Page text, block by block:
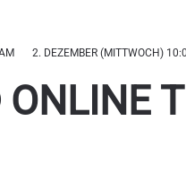
2. DEZEMBER (MITTWOCH)